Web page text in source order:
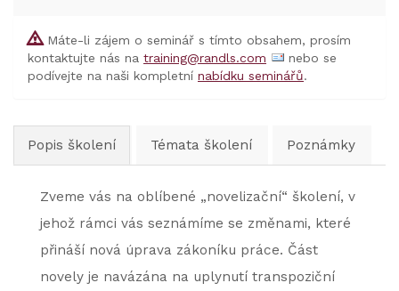
Máte-li zájem o seminář s tímto obsahem, prosím
kontaktujte nás na training@randls.com
nebo se
podívejte na naši kompletní nabídku seminářů.
Popis školení Témata školení Poznámky
Zveme vás na oblíbené „novelizační“ školení, v
jehož rámci vás seznámíme se změnami, které
přináší nová úprava zákoníku práce. Část
novely je navázána na uplynutí transpoziční